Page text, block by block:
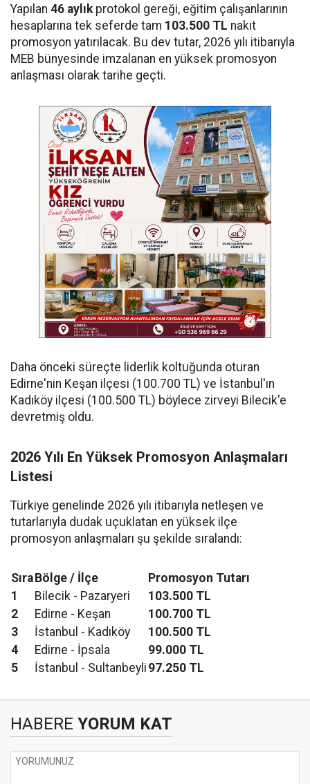
Yapılan 46 aylık protokol gereği, eğitim çalışanlarının
hesaplarına tek seferde tam 103.500 TL nakit
promosyon yatırılacak. Bu dev tutar, 2026 yılı itibarıyla
MEB bünyesinde imzalanan en yüksek promosyon
anlaşması olarak tarihe geçti.
Daha önceki süreçte liderlik koltuğunda oturan
Edirne'nin Keşan ilçesi (100.700 TL) ve İstanbul'ın
Kadıköy ilçesi (100.500 TL) böylece zirveyi Bilecik'e
devretmiş oldu.
2026 Yılı En Yüksek Promosyon Anlaşmaları
Listesi
Türkiye genelinde 2026 yılı itibarıyla netleşen ve
tutarlarıyla dudak uçuklatan en yüksek ilçe
promosyon anlaşmaları şu şekilde sıralandı:
SıraBölge / İlçe
Promosyon Tutarı
1
Bilecik - Pazaryeri
103.500 TL
2
Edirne - Keşan
100.700 TL
3
İstanbul - Kadıköy
100.500 TL
4
Edirne - İpsala
99.000 TL
5
İstanbul - Sultanbeyli 97.250 TL
HABERE YORUM KAT